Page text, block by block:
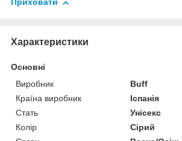
Приховати
Характеристики
Основні
Виробник
Buff
Країна виробник
Іспанія
Стать
Унісекс
Колір
Сірий